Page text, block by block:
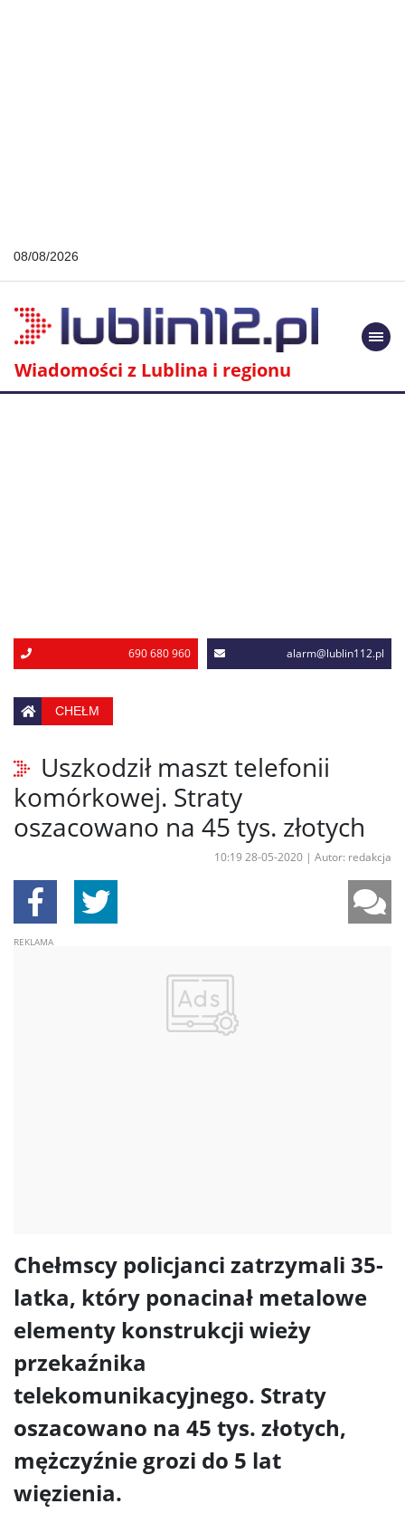
08/08/2026
Wiadomości z Lublina i regionu
690 680 960 alarm@lublin112.pl
CHEŁM
Uszkodził maszt telefonii
komórkowej. Straty
oszacowano na 45 tys. złotych
10:19 28-05-2020 | Autor: redakcja
Chełmscy policjanci zatrzymali 35-
latka, który ponacinał metalowe
elementy konstrukcji wieży
przekaźnika
telekomunikacyjnego. Straty
oszacowano na 45 tys. złotych,
mężczyźnie grozi do 5 lat
więzienia.